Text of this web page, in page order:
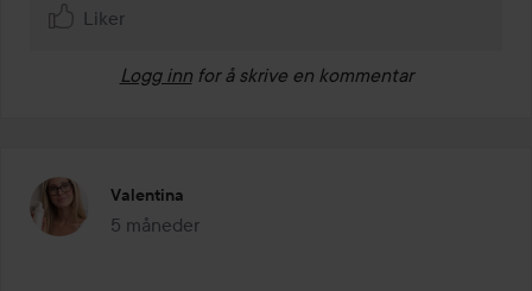
Liker
Logg inn for å skrive en kommentar
Valentina
5 måneder
Innlegget ble opprettet 5 måneder